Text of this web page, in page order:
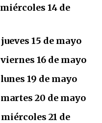
miércoles 14 de
jueves 15 de mayo
viernes 16 de mayo
lunes 19 de mayo
martes 20 de mayo
miércoles 21 de